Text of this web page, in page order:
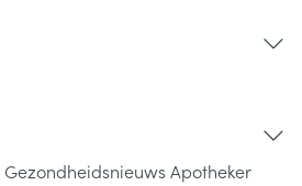
Gezondheidsnieuws Apotheker